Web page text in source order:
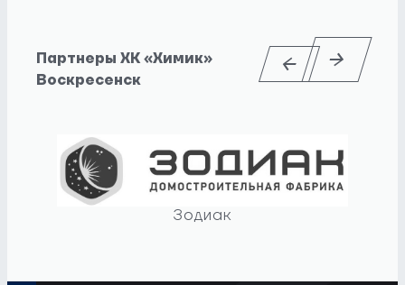
Партнеры ХК «Химик»
Воскресенск
Зодиак